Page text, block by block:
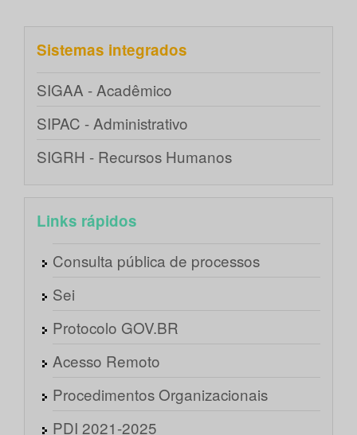
Sistemas integrados
SIGAA - Acadêmico
SIPAC - Administrativo
SIGRH - Recursos Humanos
Links rápidos
Consulta pública de processos
Sei
Protocolo GOV.BR
Acesso Remoto
Procedimentos Organizacionais
PDI 2021-2025